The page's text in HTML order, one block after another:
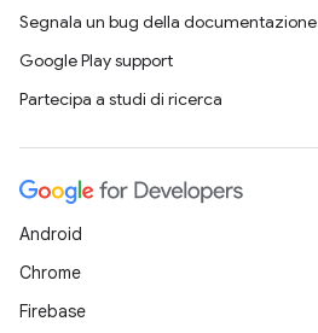
Segnala un bug della documentazione
Google Play support
Partecipa a studi di ricerca
Android
Chrome
Firebase